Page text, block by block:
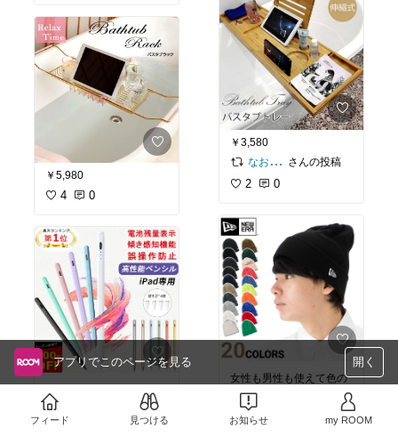
￥5,980
4 0
いつか試したい
￥1,860〜
￥3,580
なお⌇便利グッズでゆとり時間をつくるママ
さんの投稿
2 0
女性も男性も使えて色の
種類も豊富！ NEW ERA
だから高品質で確実に暖
かいし、締め付け感がな
￥3,520
アプリでこのページを見る 開く
フィード 見つける お知らせ my ROOM